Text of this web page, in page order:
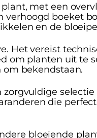
met een
boeket
en de
Het vereist
om planten uit te
om bekendstaan.
die
bloeiende